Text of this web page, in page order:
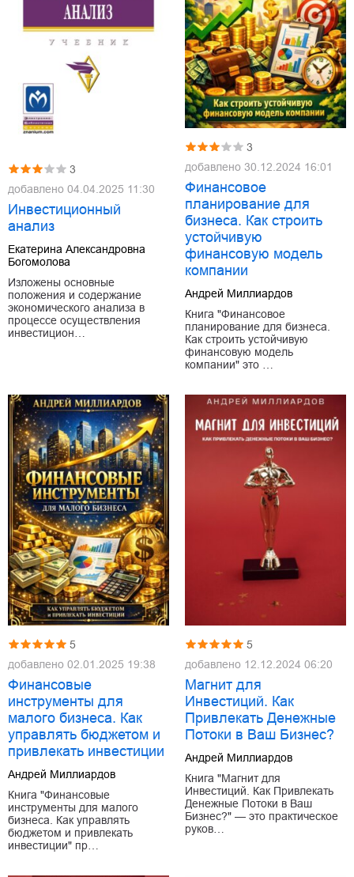
3
добавлено 04.04.2025 11:30
Инвестиционный
анализ
Екатерина Александровна
Богомолова
Изложены основные
положения и содержание
экономического анализа в
процессе осуществления
инвестицион…
3
добавлено 30.12.2024 16:01
Финансовое
планирование для
бизнеса. Как строить
устойчивую
финансовую модель
компании
Андрей Миллиардов
Книга "Финансовое
планирование для бизнеса.
Как строить устойчивую
финансовую модель
компании" это …
5
добавлено 02.01.2025 19:38
Финансовые
инструменты для
малого бизнеса. Как
управлять бюджетом и
привлекать инвестиции
Андрей Миллиардов
Книга "Финансовые
инструменты для малого
бизнеса. Как управлять
бюджетом и привлекать
инвестиции" пр…
5
добавлено 12.12.2024 06:20
Магнит для
Инвестиций. Как
Привлекать Денежные
Потоки в Ваш Бизнес?
Андрей Миллиардов
Книга "Магнит для
Инвестиций. Как Привлекать
Денежные Потоки в Ваш
Бизнес?" — это практическое
руков…